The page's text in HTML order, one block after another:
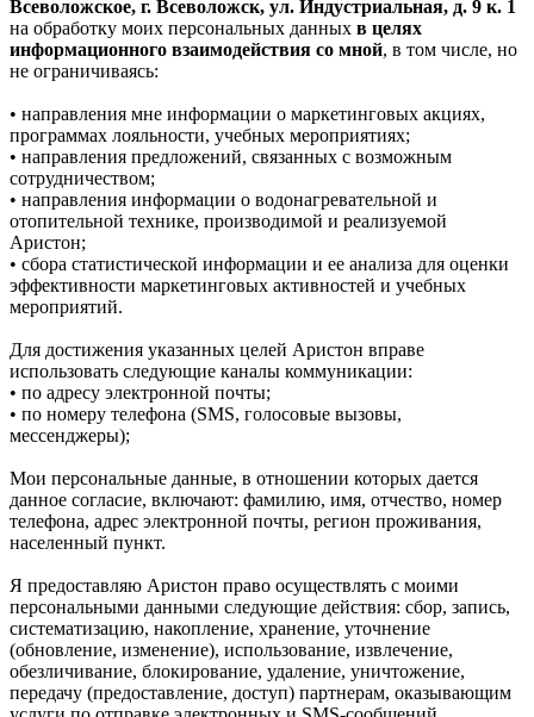
Всеволожское, г. Всеволожск, ул. Индустриальная, д. 9 к. 1
на обработку моих персональных данных в целях
информационного взаимодействия со мной, в том числе, но
не ограничиваясь:
• направления мне информации о маркетинговых акциях,
программах лояльности, учебных мероприятиях;
• направления предложений, связанных с возможным
сотрудничеством;
• направления информации о водонагревательной и
отопительной технике, производимой и реализуемой
Аристон;
• сбора статистической информации и ее анализа для оценки
эффективности маркетинговых активностей и учебных
мероприятий.
Для достижения указанных целей Аристон вправе
использовать следующие каналы коммуникации:
• по адресу электронной почты;
• по номеру телефона (SMS, голосовые вызовы,
мессенджеры);
Мои персональные данные, в отношении которых дается
данное согласие, включают: фамилию, имя, отчество, номер
телефона, адрес электронной почты, регион проживания,
населенный пункт.
Я предоставляю Аристон право осуществлять с моими
персональными данными следующие действия: сбор, запись,
систематизацию, накопление, хранение, уточнение
(обновление, изменение), использование, извлечение,
обезличивание, блокирование, удаление, уничтожение,
передачу (предоставление, доступ) партнерам, оказывающим